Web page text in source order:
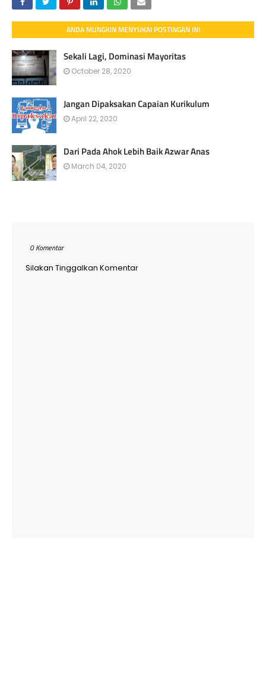
ANDA MUNGKIN MENYUKAI POSTINGAN INI
Sekali Lagi, Dominasi Mayoritas
October 28, 2020
Jangan Dipaksakan Capaian Kurikulum
April 22, 2020
Dari Pada Ahok Lebih Baik Azwar Anas
March 04, 2020
0 Komentar
Silakan Tinggalkan Komentar